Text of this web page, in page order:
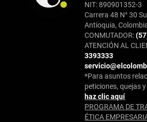
NIT: 890901352-3
Carrera 48 N° 30
Antioquia,
CONMUTADOR:
ATENCIÓN AL
3393333
*Para asuntos
peticiones, quejas
haz clic aquí
PROGRAMA DE
ÉTICA